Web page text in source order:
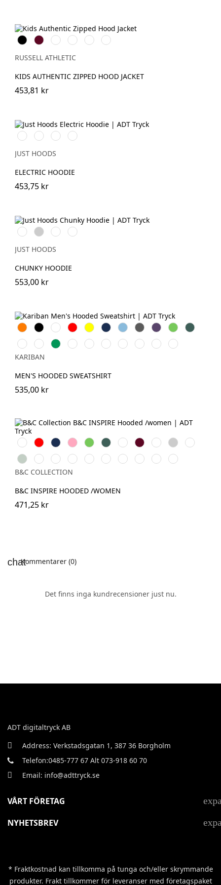
BlackBurgundy
French
Navy
Bright
Royal
Bottle
Green
Classic
Red
RUSSELL ATHLETIC
KIDS AUTHENTIC ZIPPED HOOD JACKET
453,81 kr
Electric
Green
Electric
Orange
Electric
Pink
Electric
Yellow
JUST HOODS
ELECTRIC HOODIE
453,75 kr
Oxford
Navy
Heather
Grey
Charcoal
Jet
Black
JUST HOODS
CHUNKY HOODIE
553,00 kr
Orange
Svart Vit Röd Gul Navy Sky
Blue
Dark
Grey
PurpleLime
Forest
Green
ChocolateFuchsia
Kelly
Green
Ash
Heather
Dark
Khaki
Oxford
Grey
Light
Royal
Wine Light
Sand
Tropical
Blue
KARIBAN
MEN'S HOODED SWEATSHIRT
535,00 kr
Vit Röd Navy Soft
Pink
Lime
Forest
Green
Apple
Green
Burgundy
RoyalHeather
Grey
Asphalt
Sage MochaNavy
Blue
Radiant
Purple
Black
Pure
Pure
Orange
Magenta
Pink
Yellow
Fizz
Blue
Fog
Offwhite
B&C COLLECTION
B&C INSPIRE HOODED /WOMEN
471,25 kr
Kommentarer (0)
Det finns inga kundrecensioner just nu.
ADT digitaltryck AB
Address: Verkstadsgatan 1, 387 36 Borgholm
Telefon:0485-777 67 Alt 073-918 60 70
Email: info@adttryck.se
VÅRT FÖRETAG
NYHETSBREV
* Fraktkostnad kan tillkomma på tunga och/eller skrymmande
produkter. Frakt tillkommer för leveranser med företagspaket